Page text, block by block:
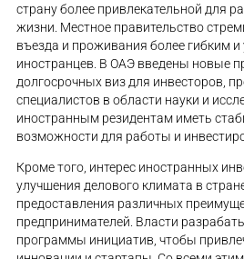
страну более привлекательной для
жизни. Местное правительство
въезда и проживания более гибким
иностранцев. В ОАЭ введены новые
долгосрочных виз для инвесторов,
специалистов в области науки и
иностранным резидентам иметь
возможности для работы и
Кроме того, интерес иностранных
улучшения делового климата в
предоставления различных
предпринимателей. Власти
программы инициатив, чтобы